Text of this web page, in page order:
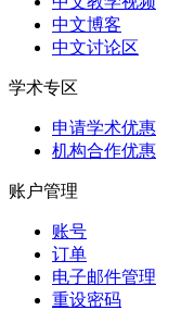
中文博客
中文讨论区
学术专区
申请学术优惠
机构合作优惠
账户管理
账号
订单
电子邮件管理
重设密码